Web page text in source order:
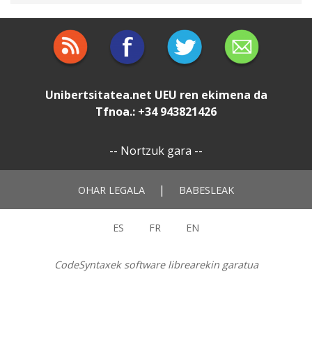
Unibertsitatea.net UEU ren ekimena da
Tfnoa.: +34 943821426
-- Nortzuk gara --
OHAR LEGALA | BABESLEAK
ES FR EN
CodeSyntaxek software librearekin garatua